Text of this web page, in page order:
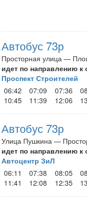
Автобус 73р
Просторная улица —
идет по направлению к
Проспект Строителей
06:42
07:09 07:36
10:45
11:39 12:06
Автобус 73р
Улица Пушкина —
идет по направлению к
Автоцентр ЗиЛ
06:11
07:38 08:05
11:41
12:08 12:35